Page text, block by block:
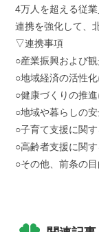
4万人を超える従
連携を強化して、
▽連携事項
○産業振興および
○地域経済の活性
○健康づくりの推
○地域や暮らしの
○子育て支援に関す
○高齢者支援に関す
○その他、前条の